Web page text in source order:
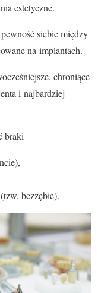
estetyczne.
siebie między
na implantach.
chroniące
i najbardziej
braki
bezzębie).